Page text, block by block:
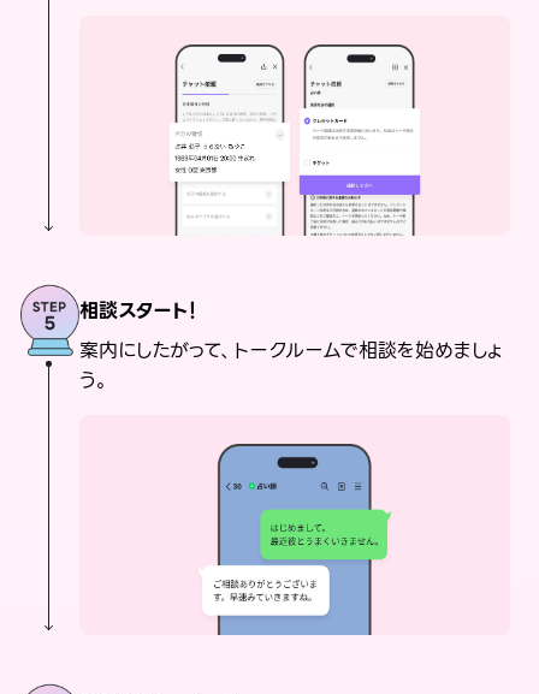
相談スタート！
案内にしたがって、トークルームで相談を始めましょ
う。